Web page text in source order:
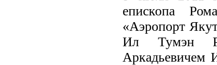
епископа
«Аэропорт
Ил Тумэн
Аркадьевичем